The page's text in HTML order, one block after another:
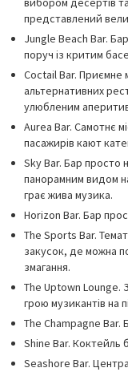
представлений
Jungle Beach Bar.
поруч із критим
Coctail Bar. Приємне
альтернативних
улюбленим
Aurea Bar. Самотнє
пасажирів кают
Sky Bar. Бар просто
панорамним видом
грає жива музика.
Horizon Bar. Бар
The Sports Bar.
закусок, де можна
змагання.
The Uptown
грою музикантів на
The Champagne Bar.
Shine Bar. Коктейль
Seashore Bar.